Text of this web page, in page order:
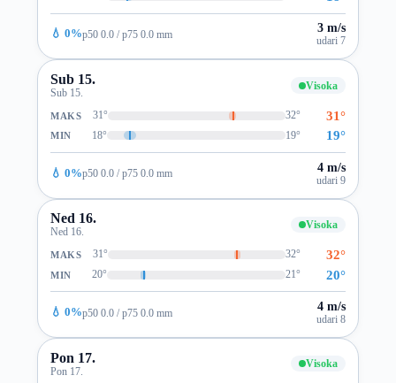
💧 0%p50 0.0 / p75 0.0 mm 3 m/s
udari 7
Sub 15.
Sub 15.
Visoka
MAKS 31° 32° 31°
MIN 18° 19° 19°
💧 0%p50 0.0 / p75 0.0 mm 4 m/s
udari 9
Ned 16.
Ned 16.
Visoka
MAKS 31° 32° 32°
MIN 20° 21° 20°
💧 0%p50 0.0 / p75 0.0 mm 4 m/s
udari 8
Pon 17.
Pon 17.
Visoka